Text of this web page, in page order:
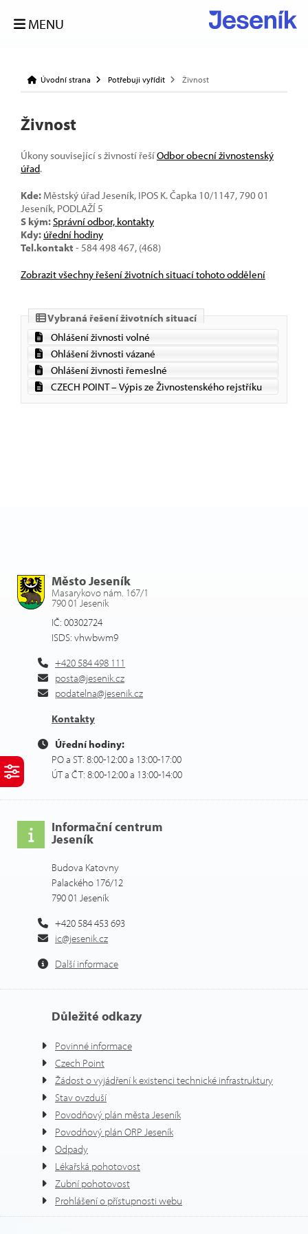
MENU
Úvodní strana Potřebuji vyřídit Živnost
Živnost
Úkony související s živností řešíOdbor obecní živnostenský
úřad.
Kde: Městský úřad Jeseník, IPOS K. Čapka 10/1147, 790 01
Jeseník, PODLAŽÍ 5
S kým:Správní odbor, kontakty
Kdy: úřední hodiny
Tel.kontakt - 584 498 467, (468)
Zobrazit všechny řešení životních situací tohoto oddělení
Vybraná řešení životních situací
Ohlášení živnosti volné
Ohlášení živnosti vázané
Ohlášení živnosti řemeslné
CZECH POINT – Výpis ze Živnostenského rejstříku
Město Jeseník
Masarykovo nám. 167/1
790 01 Jeseník
IČ: 00302724
ISDS: vhwbwm9
+420 584 498 111
posta@jesenik.cz
podatelna@jesenik.cz
Kontakty
Úřední hodiny:
PO a ST: 8:00-12:00 a 13:00-17:00
ÚT a ČT: 8:00-12:00 a 13:00-14:00
Informační centrum
Jeseník
Budova Katovny
Palackého 176/12
790 01 Jeseník
+420 584 453 693
ic@jesenik.cz
Další informace
Důležité odkazy
Povinné informace
Czech Point
Žádost o vyjádření k existenci technické infrastruktury
Stav ovzduší
Povodňový plán města Jeseník
Povodňový plán ORP Jeseník
Odpady
Lékařská pohotovost
Zubní pohotovost
Prohlášení o přístupnosti webu